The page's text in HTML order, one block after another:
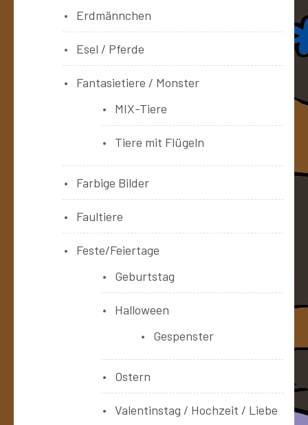
Erdmännchen
Esel / Pferde
Fantasietiere / Monster
MIX-Tiere
Tiere mit Flügeln
Farbige Bilder
Faultiere
Feste/Feiertage
Geburtstag
Halloween
Gespenster
Ostern
Valentinstag / Hochzeit / Liebe